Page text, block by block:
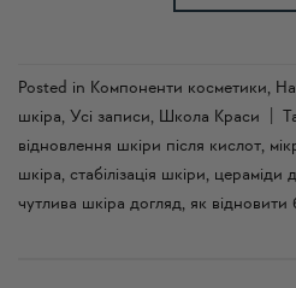
Posted in Компоненти косметики,
шкіра, Усi записи, Школа Краси
відновлення шкіри після кислот,
шкіра, стабілізація шкіри, цераміди
чутлива шкіра догляд, як відновити